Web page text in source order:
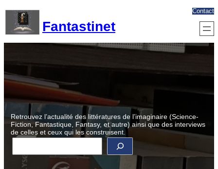
contenu
Fantastinet
Contact
Retrouvez l’actualité des littératures de l’imaginaire (Science-
Fiction, Fantastique, Fantasy, et autre) ainsi que des interviews
de celles et ceux qui les construisent.
R
c